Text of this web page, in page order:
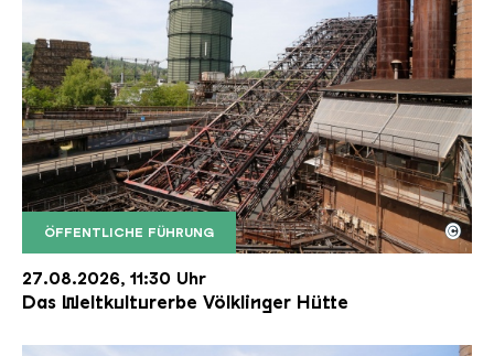
ÖFFENTLICHE FÜHRUNG
Der Erzschrägaufzug der Völklinger Hütte mit
Copyright: Weltkulturerbe Völklinger Hütte | Karl
©
27.08.2026, 11:30 Uhr
Das Weltkulturerbe Völklinger Hütte